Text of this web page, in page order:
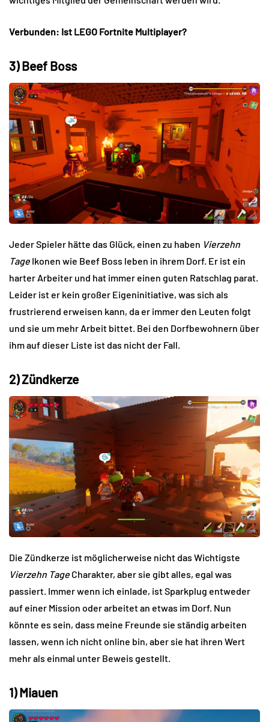
Verbunden: Ist LEGO Fortnite Multiplayer?
3) Beef Boss
Jeder Spieler hätte das Glück, einen zu haben Vierzehn
Tage Ikonen wie Beef Boss leben in ihrem Dorf. Er ist ein
harter Arbeiter und hat immer einen guten Ratschlag parat.
Leider ist er kein großer Eigeninitiative, was sich als
frustrierend erweisen kann, da er immer den Leuten folgt
und sie um mehr Arbeit bittet. Bei den Dorfbewohnern über
ihm auf dieser Liste ist das nicht der Fall.
2) Zündkerze
Die Zündkerze ist möglicherweise nicht das Wichtigste
Vierzehn Tage Charakter, aber sie gibt alles, egal was
passiert. Immer wenn ich einlade, ist Sparkplug entweder
auf einer Mission oder arbeitet an etwas im Dorf. Nun
könnte es sein, dass meine Freunde sie ständig arbeiten
lassen, wenn ich nicht online bin, aber sie hat ihren Wert
mehr als einmal unter Beweis gestellt.
1) Miauen